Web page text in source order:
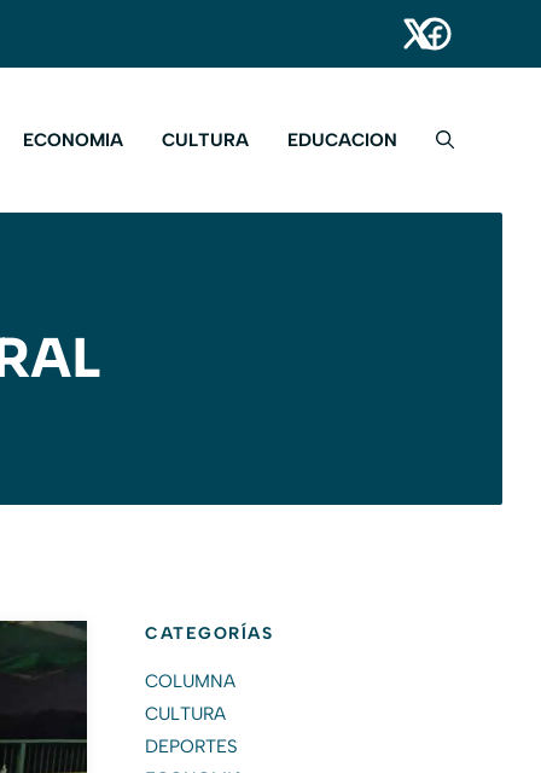
ECONOMIA CULTURA EDUCACION
CATEGORÍAS
COLUMNA
CULTURA
DEPORTES